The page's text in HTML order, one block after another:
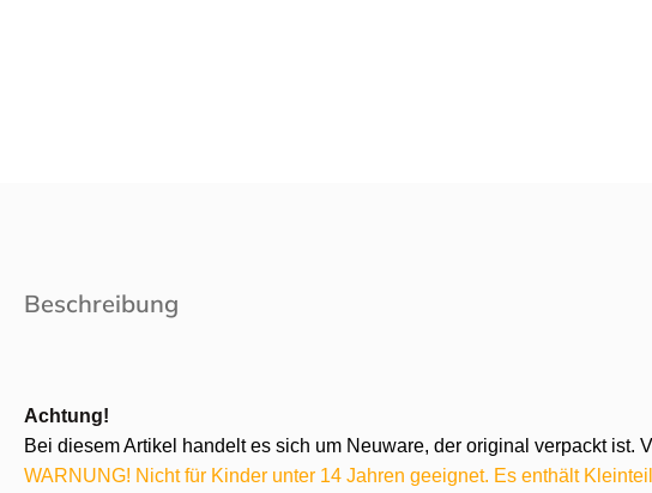
Beschreibung
Achtung!
Bei diesem Artikel handelt es sich um Neuware, der original verpackt
WARNUNG! Nicht für Kinder unter 14 Jahren geeignet. Es enthält